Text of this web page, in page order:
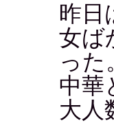
昨日
女ば
った
中華
大人